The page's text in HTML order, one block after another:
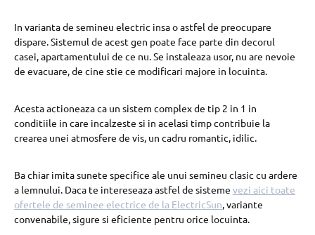
In varianta de semineu electric insa o astfel de preocupare
dispare. Sistemul de acest gen poate face parte din decorul
casei, apartamentului de ce nu. Se instaleaza usor, nu are nevoie
de evacuare, de cine stie ce modificari majore in locuinta.
Acesta actioneaza ca un sistem complex de tip 2 in 1 in
conditiile in care incalzeste si in acelasi timp contribuie la
crearea unei atmosfere de vis, un cadru romantic, idilic.
Ba chiar imita sunete specifice ale unui semineu clasic cu ardere
a lemnului. Daca te intereseaza astfel de sisteme vezi aici toate
ofertele de seminee electrice de la ElectricSun, variante
convenabile, sigure si eficiente pentru orice locuinta.